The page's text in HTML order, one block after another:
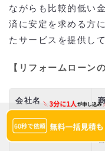
ながらも比較的低い
済に安定を求める方
たサービスを提供し
【リフォームローン
会社名
イオン銀行